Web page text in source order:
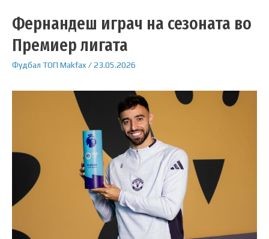
Фернандеш играч на сезоната во
Премиер лигата
Фудбал ТОП Makfax /23.05.2026